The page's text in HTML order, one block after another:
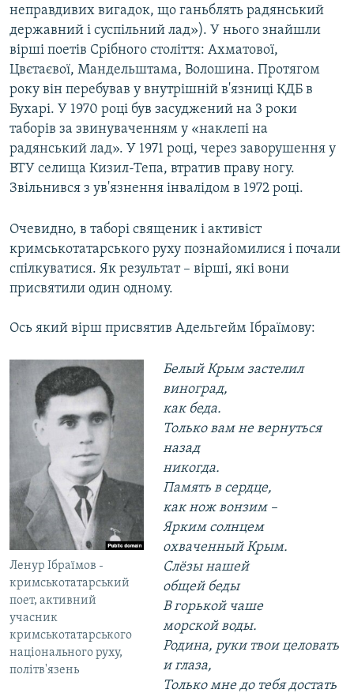
неправдивих вигадок, що ганьблять радянський
державний і суспільний лад»). У нього знайшли
вірші поетів Срібного століття: Ахматової,
Цвєтаєвої, Мандельштама, Волошина. Протягом
року він перебував у внутрішній в'язниці КДБ в
Бухарі. У 1970 році був засуджений на 3 роки
таборів за звинуваченням у «наклепі на
радянський лад». У 1971 році, через заворушення у
ВТУ селища Кизил-Тепа, втратив праву ногу.
Звільнився з ув'язнення інвалідом в 1972 році.
Очевидно, в таборі священик і активіст
кримськотатарського руху познайомилися і почали
спілкуватися. Як результат – вірші, які вони
присвятили один одному.
Ось який вірш присвятив Адельгейм Ібраїмову:
Ленур Ібраїмов -
кримськотатарський
поет, активний
учасник
кримськотатарського
національного руху,
політв'язень
Белый Крым застелил
виноград,
как беда.
Только вам не вернуться
назад
никогда.
Память в сердце,
как нож вонзим –
Ярким солнцем
охваченный Крым.
Слёзы нашей
общей беды
В горькой чаше
морской воды.
Родина, руки твои целовать
и глаза,
Только мне до тебя достать